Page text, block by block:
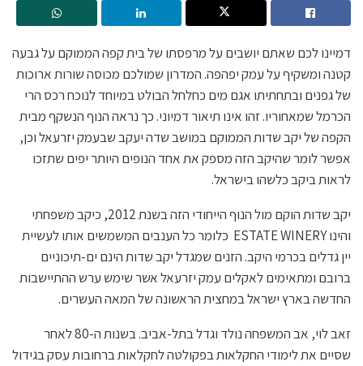
דמיינו לכם שאתם יושבים על מרפסתו של בית קפה הממוקם על גבעה
קטנה ומשקיף על עמק יפהפה. המדרון שמולכם מכוסה שורות ארוכות
של גפנים ובתחתיתו אגם מים כחלחל הבולט במיוחד לנוכח רכס הרי
הכרמל שמאחוריו. זהו אינו תיאור דמיוני. כך נראה הנוף הנשקף מבית
הקפה של יקב שדות הממוקם במושב שדה יעקב שבעמק יזרעאל וכן,
אפשר לומר שהיקב הזה מספק את אחד הנופים היותר יפים שתזכו
לראות ביקב כלשהו בישראל.
יקב שדות הוקם מול הנוף הייחודי הזה בשנת 2012, כיקב משפחתי
והינו ESTATE WINERY כלומר כל הענבים המשמשים אותו לעשיית
יין גדלים בכרמי היקב. הזנים שמגדל יקב שדות הינם ים-תיכוניים
ברובם ומתאימים לאקלים עמק יזרעאל אשר שימש ערש ההתיישבות
החדשה בארץ ישראל במחצית הראשונה של המאה העשרים.
זאב לוי, אב המשפחה נולד וגדל בתל-אביב. בשנות ה-80 לאחר
שסיים את לימודי החקלאות בפקולטה לחקלאות ברחובות עסק בגידול